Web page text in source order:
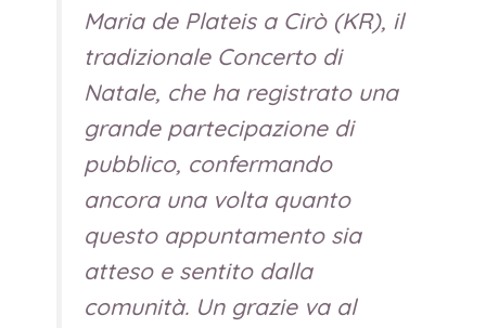
Maria de Plateis a Cirò (KR), il
tradizionale Concerto di
Natale, che ha registrato una
grande partecipazione di
pubblico, confermando
ancora una volta quanto
questo appuntamento sia
atteso e sentito dalla
comunità. Un grazie va al